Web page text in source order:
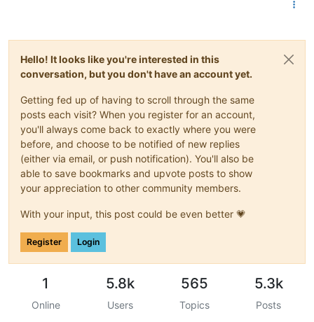
Hello! It looks like you're interested in this
conversation, but you don't have an account yet.
Getting fed up of having to scroll through the same
posts each visit? When you register for an account,
you'll always come back to exactly where you were
before, and choose to be notified of new replies
(either via email, or push notification). You'll also be
able to save bookmarks and upvote posts to show
your appreciation to other community members.
With your input, this post could be even better 💗
Register Login
1
Online
5.8k
Users
565
Topics
5.3k
Posts